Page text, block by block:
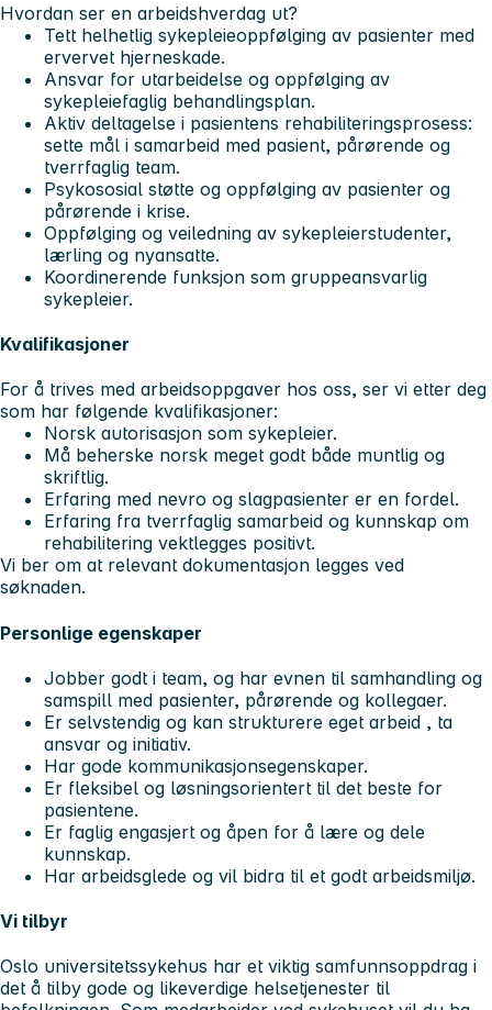
Hvordan ser en arbeidshverdag ut?
Tett helhetlig sykepleieoppfølging av pasienter med
ervervet hjerneskade.
Ansvar for utarbeidelse og oppfølging av
sykepleiefaglig behandlingsplan.
Aktiv deltagelse i pasientens rehabiliteringsprosess:
sette mål i samarbeid med pasient, pårørende og
tverrfaglig team.
Psykososial støtte og oppfølging av pasienter og
pårørende i krise.
Oppfølging og veiledning av sykepleierstudenter,
lærling og nyansatte.
Koordinerende funksjon som gruppeansvarlig
sykepleier.
Kvalifikasjoner
For å trives med arbeidsoppgaver hos oss, ser vi etter deg
som har følgende kvalifikasjoner:
Norsk autorisasjon som sykepleier.
Må beherske norsk meget godt både muntlig og
skriftlig.
Erfaring med nevro og slagpasienter er en fordel.
Erfaring fra tverrfaglig samarbeid og kunnskap om
rehabilitering vektlegges positivt.
Vi ber om at relevant dokumentasjon legges ved
søknaden.
Personlige egenskaper
Jobber godt i team, og har evnen til samhandling og
samspill med pasienter, pårørende og kollegaer.
Er selvstendig og kan strukturere eget arbeid , ta
ansvar og initiativ.
Har gode kommunikasjonsegenskaper.
Er fleksibel og løsningsorientert til det beste for
pasientene.
Er faglig engasjert og åpen for å lære og dele
kunnskap.
Har arbeidsglede og vil bidra til et godt arbeidsmiljø.
Vi tilbyr
Oslo universitetssykehus har et viktig samfunnsoppdrag i
det å tilby gode og likeverdige helsetjenester til